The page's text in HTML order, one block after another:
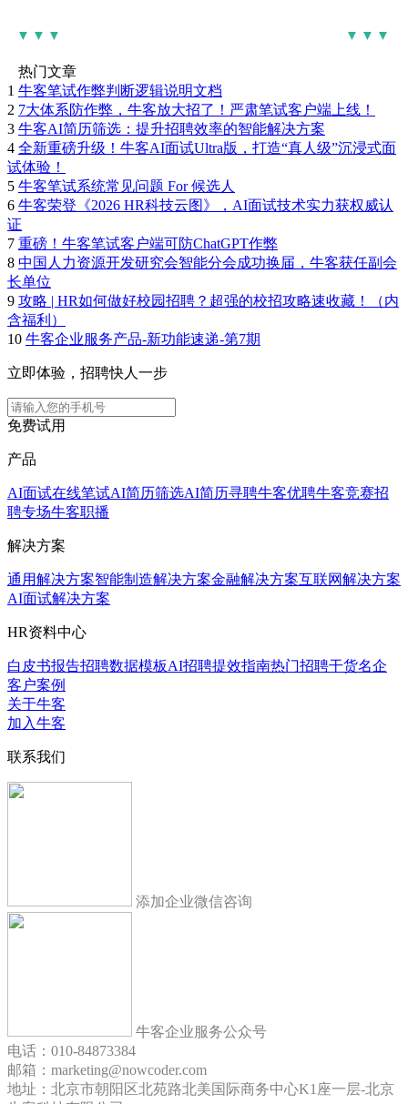
▼▼▼ ▼▼▼
热门文章
1 牛客笔试作弊判断逻辑说明文档
2 7大体系防作弊，牛客放大招了！严肃笔试客户端上线！
3 牛客AI简历筛选：提升招聘效率的智能解决方案
4 全新重磅升级！牛客AI面试Ultra版，打造“真人级”沉浸式面
试体验！
5 牛客笔试系统常见问题 For 候选人
6 牛客荣登《2026 HR科技云图》，AI面试技术实力获权威认
证
7 重磅！牛客笔试客户端可防ChatGPT作弊
8 中国人力资源开发研究会智能分会成功换届，牛客获任副会
长单位
9 攻略 | HR如何做好校园招聘？超强的校招攻略速收藏！（内
含福利）
10 牛客企业服务产品-新功能速递-第7期
立即体验，招聘快人一步
免费试用
产品
AI面试在线笔试AI简历筛选AI简历寻聘牛客优聘牛客竞赛招
聘专场牛客职播
解决方案
通用解决方案智能制造解决方案金融解决方案互联网解决方案
AI面试解决方案
HR资料中心
白皮书报告招聘数据模板AI招聘提效指南热门招聘干货名企
客户案例
关于牛客
加入牛客
联系我们
添加企业微信咨询
牛客企业服务公众号
电话：010-84873384
邮箱：marketing@nowcoder.com
地址：北京市朝阳区北苑路北美国际商务中心K1座一层-北京